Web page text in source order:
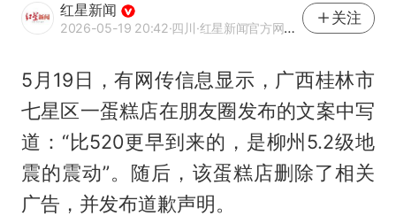
红星新闻
2026-05-19 20:42·四川·红星新闻官方网易号
关注
5月19日，有网传信息显示，广西桂林市
七星区一蛋糕店在朋友圈发布的文案中写
道：“比520更早到来的，是柳州5.2级地
震的震动”。随后，该蛋糕店删除了相关
广告，并发布道歉声明。